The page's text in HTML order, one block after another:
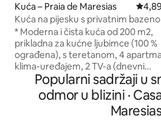
Kuća – Praia de Maresias
Kuća na pijesku s privatnim
Maresiasu
* Moderna i čista kuća od 200 m2,
prikladna za kućne ljubimce (100 %
ograđena), s teretanom, 4
klima-uređajem, 2 TV-a (dnevni
boravak/apartman) u najboljem
Maresia, s tržnicom, ljekarnom,
pekarnicom i restoranima. * Privatni
bazen i roštilj, u kondominiju na
Popularni sadržaji u
odmor u blizini ·